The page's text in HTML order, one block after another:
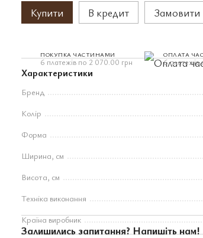
Купити В кредит
ПОКУПКА ЧАСТИНАМИ
6 платежів по 2 070.00 грн
ОПЛАТА
6
Характеристики
Бренд
Колір
Форма
Ширина, см
Висота, см
Техніка виконання
Країна виробник
Залишились запитання? Напишіть нам!